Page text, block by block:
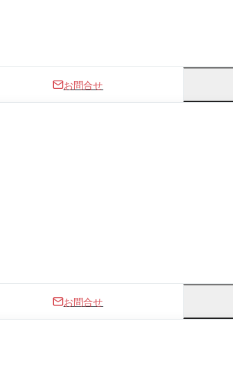
お問合せ
お問合せ